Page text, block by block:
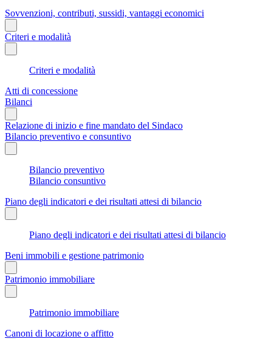
Sovvenzioni, contributi, sussidi, vantaggi economici
Criteri e modalità
Criteri e modalità
Atti di concessione
Bilanci
Relazione di inizio e fine mandato del Sindaco
Bilancio preventivo e consuntivo
Bilancio preventivo
Bilancio consuntivo
Piano degli indicatori e dei risultati attesi di bilancio
Piano degli indicatori e dei risultati attesi di bilancio
Beni immobili e gestione patrimonio
Patrimonio immobiliare
Patrimonio immobiliare
Canoni di locazione o affitto